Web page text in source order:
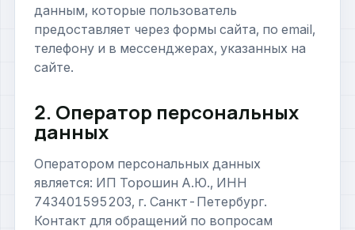
данным, которые пользователь
предоставляет через формы сайта, по email,
телефону и в мессенджерах, указанных на
сайте.
2. Оператор персональных
данных
Оператором персональных данных
является: ИП Торошин А.Ю., ИНН
743401595203, г. Санкт-Петербург.
Контакт для обращений по вопросам